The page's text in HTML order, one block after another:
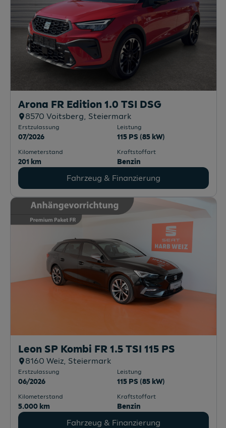
Arona FR Edition 1.0 TSI DSG
8570 Voitsberg, Steiermark
Erstzulassung
07/2026
Leistung
115 PS (85 kW)
Kilometerstand
201 km
Kraftstoffart
Benzin
Fahrzeug & Finanzierung
Leon SP Kombi FR 1.5 TSI 115 PS
8160 Weiz , Steiermark
Erstzulassung
06/2026
Leistung
115 PS (85 kW)
Kilometerstand
5.000 km
Kraftstoffart
Benzin
Fahrzeug & Finanzierung